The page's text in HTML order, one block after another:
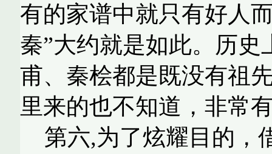
有的家谱中就只有好人
秦”大约就是如此。历
甫、秦桧都是既没有祖
里来的也不知道，非常
第六,为了炫耀目的，